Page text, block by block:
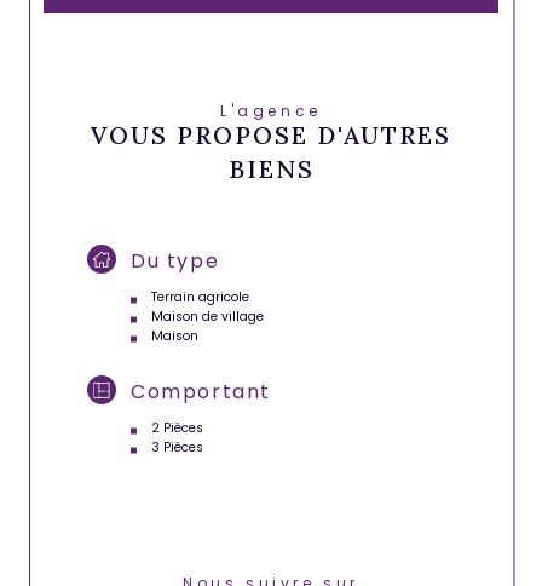
L'agence
VOUS PROPOSE D'AUTRES
BIENS
Du type
Terrain agricole
Maison de village
Maison
Comportant
2 Pièces
3 Pièces